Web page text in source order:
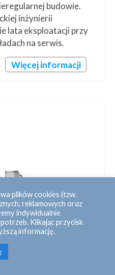
budowie.
inżynierii
lata eksploatacji przy
na serwis.
Więcej informacji
plików cookies (tzw.
reklamowych oraz
indywidualnie
Klikając przycisk
informację.